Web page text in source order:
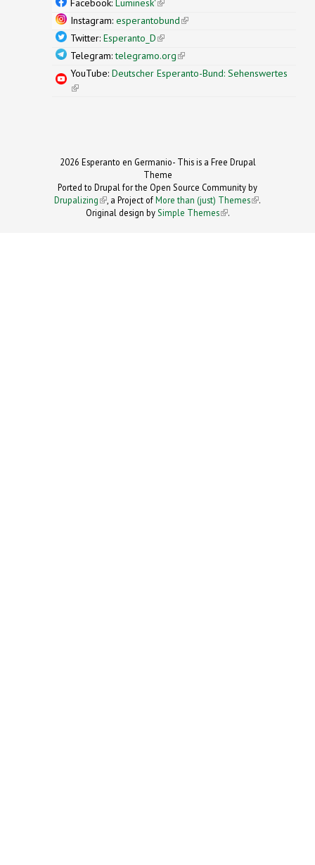
Instagram: esperantobund(link is external)
Twitter: Esperanto_D(link is external)
Telegram:telegramo.org(link is external)
YouTube: Deutscher Esperanto-Bund: Sehenswertes
(link is external)
2026 Esperanto en Germanio- This is a Free Drupal
Theme
Ported to Drupal for the Open Source Community by
Drupalizing(link is external)
, a Project ofMore than (just) Themes (link is
.
Original design by Simple Themes
(link is
.